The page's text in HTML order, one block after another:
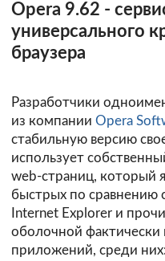
Opera 9.62 -
универсального
браузера
Разработчики
из компании Opera
стабильную версию
использует
web-страниц, который
быстрых по сравнению
Internet Explorer и
оболочной фактически
приложений, среди